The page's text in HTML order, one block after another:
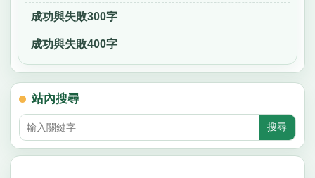
成功與失敗300字
成功與失敗400字
站內搜尋